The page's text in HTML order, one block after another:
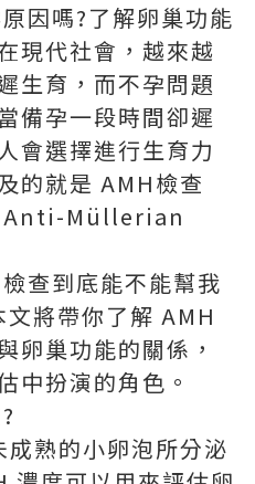
因嗎?了解卵巢功能
現代社會，越來越
生育，而不孕問題
備孕一段時間卻遲
會選擇進行生育力
的就是 AMH檢查
Anti-Müllerian
查到底能不能幫我
將帶你了解 AMH
卵巢功能的關係，
中扮演的角色。
?
熟的小卵泡所分泌